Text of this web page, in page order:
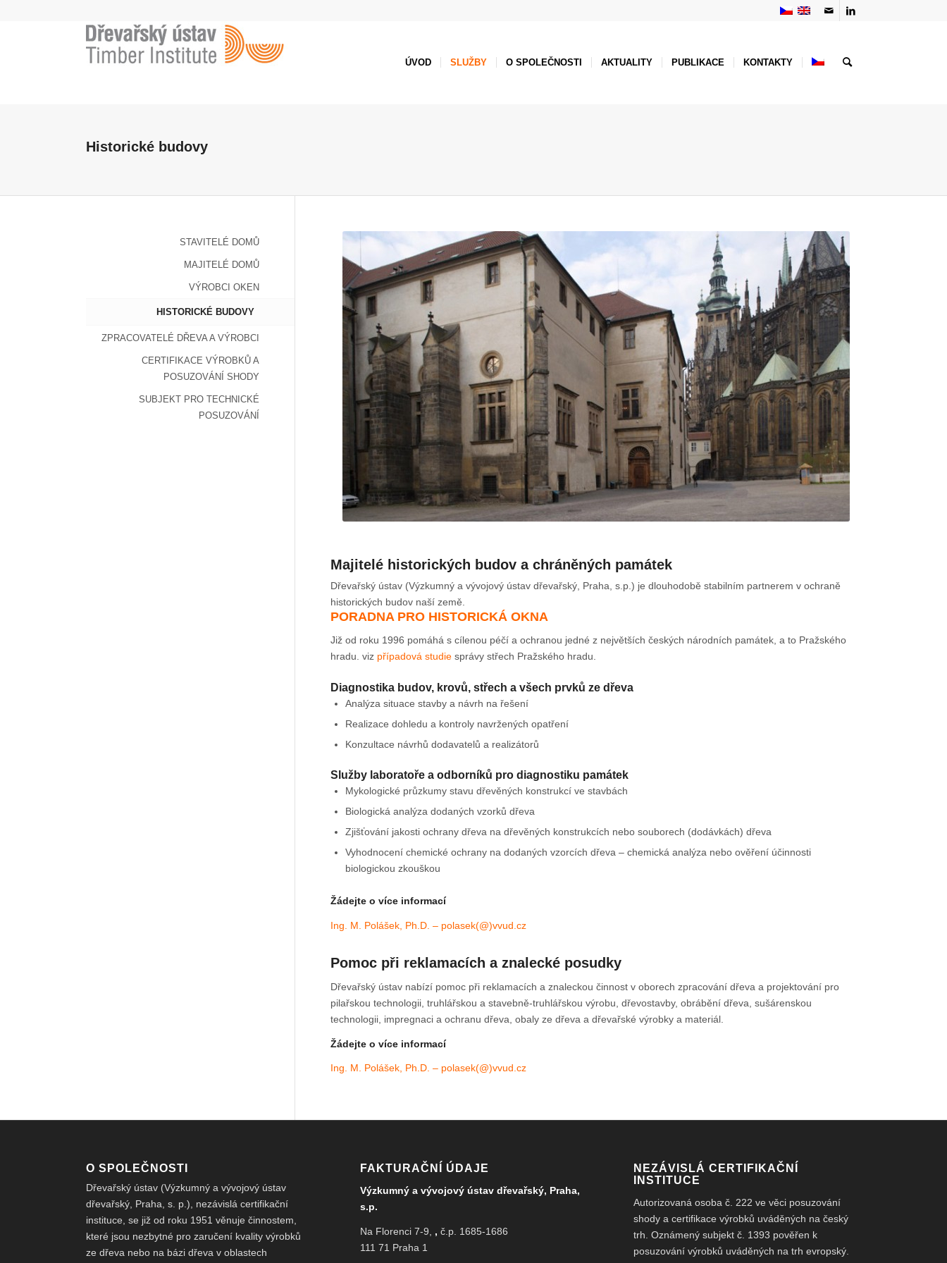
ÚVOD SLUŽBY O SPOLEČNOSTI AKTUALITY PUBLIKACE KONTAKTY
Historické budovy
Majitelé historických budov a chráněných památek
Dřevařský ústav (Výzkumný a vývojový ústav dřevařský, Praha, s.p.) je dlouhodobě stabilním partnerem v ochraně
historických budov naší země.
PORADNA PRO HISTORICKÁ OKNA
Již od roku 1996 pomáhá s cílenou péčí a ochranou jedné z největších českých národních památek, a to Pražského
hradu. viz případová studie správy střech Pražského hradu.
Diagnostika budov, krovů, střech a všech prvků ze dřeva
Analýza situace stavby a návrh na řešení
Realizace dohledu a kontroly navržených opatření
Konzultace návrhů dodavatelů a realizátorů
Služby laboratoře a odborníků pro diagnostiku památek
Mykologické průzkumy stavu dřevěných konstrukcí ve stavbách
Biologická analýza dodaných vzorků dřeva
Zjišťování jakosti ochrany dřeva na dřevěných konstrukcích nebo souborech (dodávkách) dřeva
Vyhodnocení chemické ochrany na dodaných vzorcích dřeva – chemická analýza nebo ověření účinnosti
biologickou zkouškou
Žádejte o více informací
Ing. M. Polášek, Ph.D. – polasek(@)vvud.cz
Pomoc při reklamacích a znalecké posudky
Dřevařský ústav nabízí pomoc při reklamacích a znaleckou činnost v oborech zpracování dřeva a projektování pro
pilařskou technologii, truhlářskou a stavebně-truhlářskou výrobu, dřevostavby, obrábění dřeva, sušárenskou
technologii, impregnaci a ochranu dřeva, obaly ze dřeva a dřevařské výrobky a materiál.
Žádejte o více informací
Ing. M. Polášek, Ph.D. – polasek(@)vvud.cz
STAVITELÉ DOMŮ
MAJITELÉ DOMŮ
VÝROBCI OKEN
HISTORICKÉ BUDOVY
ZPRACOVATELÉ DŘEVA A VÝROBCI
CERTIFIKACE VÝROBKŮ A
POSUZOVÁNÍ SHODY
SUBJEKT PRO TECHNICKÉ
POSUZOVÁNÍ
O SPOLEČNOSTI
Dřevařský ústav (Výzkumný a vývojový ústav
dřevařský, Praha, s. p.), nezávislá certifikační
instituce, se již od roku 1951 věnuje činnostem,
které jsou nezbytné pro zaručení kvality výrobků
ze dřeva nebo na bázi dřeva v oblastech
FAKTURAČNÍ ÚDAJE
Výzkumný a vývojový ústav dřevařský, Praha,
s.p.
Na Florenci 7-9, , č.p. 1685-1686
111 71 Praha 1
NEZÁVISLÁ CERTIFIKAČNÍ
INSTITUCE
Autorizovaná osoba č. 222 ve věci posuzování
shody a certifikace výrobků uváděných na český
trh. Oznámený subjekt č. 1393 pověřen k
posuzování výrobků uváděných na trh evropský.